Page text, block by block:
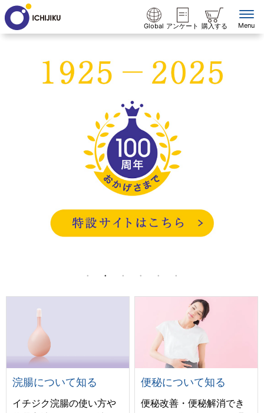
Global アンケート 購入する Menu
浣腸について知る
イチジク浣腸の使い方や
便秘について知る
便秘改善・便秘解消でき